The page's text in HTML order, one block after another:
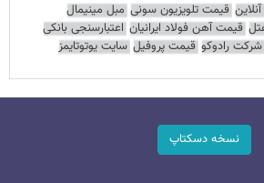
قیمت تلویزیون سونی مبل مینیمال
قیمت آهن فولاد ایرانیان اعتبارسنجی بانکی
شرکت رادوکو قیمت پروفیل سایت یوتوتایمز
نسخه دسکتاپ